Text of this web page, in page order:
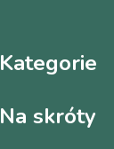
Kategorie
Na skróty